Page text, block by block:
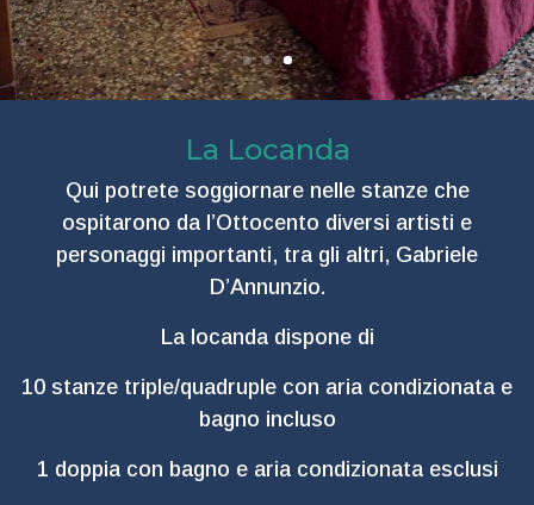
La Locanda
Qui potrete soggiornare nelle stanze che
ospitarono da l’Ottocento diversi artisti e
personaggi importanti, tra gli altri, Gabriele
D’Annunzio.
La locanda dispone di
10 stanze triple/quadruple con aria condizionata e
bagno incluso
1 doppia con bagno e aria condizionata esclusi